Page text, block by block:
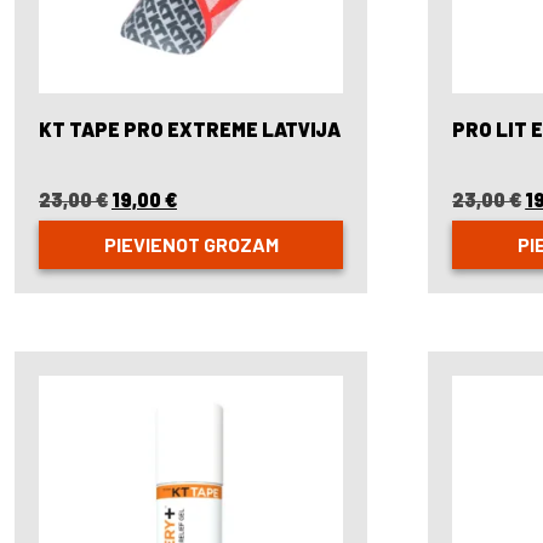
KT TAPE PRO EXTREME LATVIJA
23,00€ Original
price
was:
23,00 €.
19,00 €
price
is:
19,00 €.
PIEVIENOT GROZAM
PRO LIT
23,00€